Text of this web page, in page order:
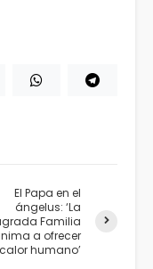
El Papa en el
ángelus: ‘La
Familia
a ofrecer
calor humano’